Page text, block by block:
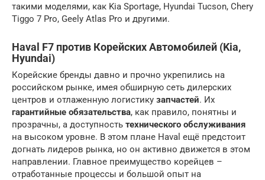
такими моделями, как Kia Sportage, Hyundai Tucson, Chery
Tiggo 7 Pro, Geely Atlas Pro и другими.
Haval F7 против Корейских Автомобилей (Kia,
Hyundai)
Корейские бренды давно и прочно укрепились на
российском рынке, имея обширную сеть дилерских
центров и отлаженную логистику запчастей. Их
гарантийные обязательства, как правило, понятны и
прозрачны, а доступность технического обслуживания
на высоком уровне. В этом плане Haval ещё предстоит
догнать лидеров рынка, но он активно движется в этом
направлении. Главное преимущество корейцев –
отработанные процессы и большой опыт на